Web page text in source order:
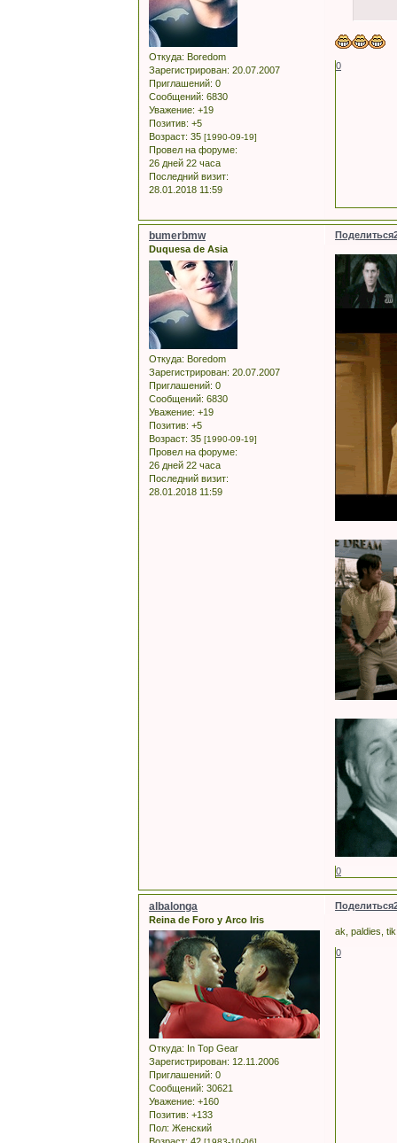
Откуда: Boredom
Зарегистрирован: 20.07.2007
Приглашений: 0
Сообщений: 6830
Уважение: +19
Позитив: +5
Возраст: 35 [1990-09-19]
Провел на форуме:
26 дней 22 часа
Последний визит:
28.01.2018 11:59
0
Поделиться
bumerbmw
Duquesa de Asia
Откуда: Boredom
Зарегистрирован: 20.07.2007
Приглашений: 0
Сообщений: 6830
Уважение: +19
Позитив: +5
Возраст: 35 [1990-09-19]
Провел на форуме:
26 дней 22 часа
Последний визит:
28.01.2018 11:59
0
Поделиться
albalonga
Reina de Foro y Arco Iris
Откуда: In Top Gear
Зарегистрирован: 12.11.2006
Приглашений: 0
Сообщений: 30621
Уважение: +160
Позитив: +133
Пол: Женский
ak, paldies,
0